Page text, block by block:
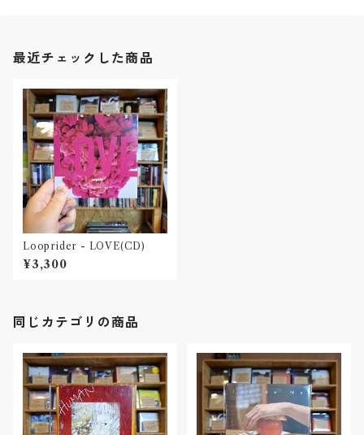
最近チェックした商品
Looprider - LOVE(CD)
¥3,300
同じカテゴリの商品